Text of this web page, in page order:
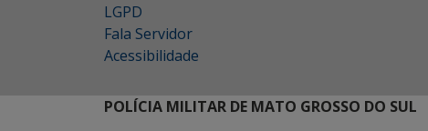
LGPD
Fala Servidor
Acessibilidade
POLÍCIA MILITAR DE MATO GROSSO DO SUL